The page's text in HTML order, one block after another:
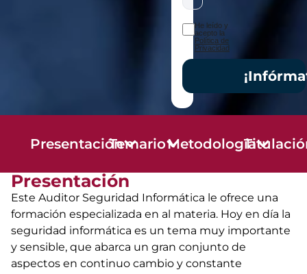
He leído y
acepto la
Política de
Privacidad
PresentaciónTemarioMetodología
Presentación
Este Auditor Seguridad Informática le ofrece una
formación especializada en al materia. Hoy en día la
seguridad informática es un tema muy importante
y sensible, que abarca un gran conjunto de
aspectos en continuo cambio y constante